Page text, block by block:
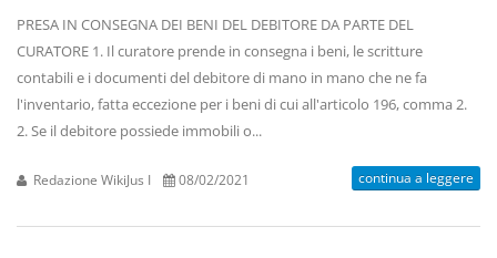
PRESA IN CONSEGNA DEI BENI DEL DEBITORE DA PARTE DEL
CURATORE 1. Il curatore prende in consegna i beni, le scritture
contabili e i documenti del debitore di mano in mano che ne fa
l'inventario, fatta eccezione per i beni di cui all'articolo 196, comma 2.
2. Se il debitore possiede immobili o...
Redazione WikiJus I 08/02/2021 continua a leggere